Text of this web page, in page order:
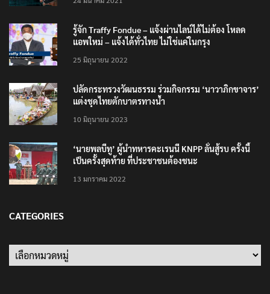
รู้จัก Traffy Fondue – แจ้งผ่านไลน์ได้ไม่ต้อง โหลด
แอพใหม่ – แจ้งได้ทั่วไทย ไม่ใช่แค่ในกรุง
25 มิถุนายน 2022
ปลัดกระทรวงวัฒนธรรม ร่วมกิจกรรม ‘นาวาภิกขาจาร’
แต่งชุดไทยตักบาตรทางน้ำ
10 มิถุนายน 2023
‘นายพลบีทู’ ผู้นำทหารคะเรนนี KNPP ลั่นสู้รบ ครั้งนี้
เป็นครั้งสุดท้าย ที่ประชาชนต้องชนะ
13 มกราคม 2022
CATEGORIES
Categories